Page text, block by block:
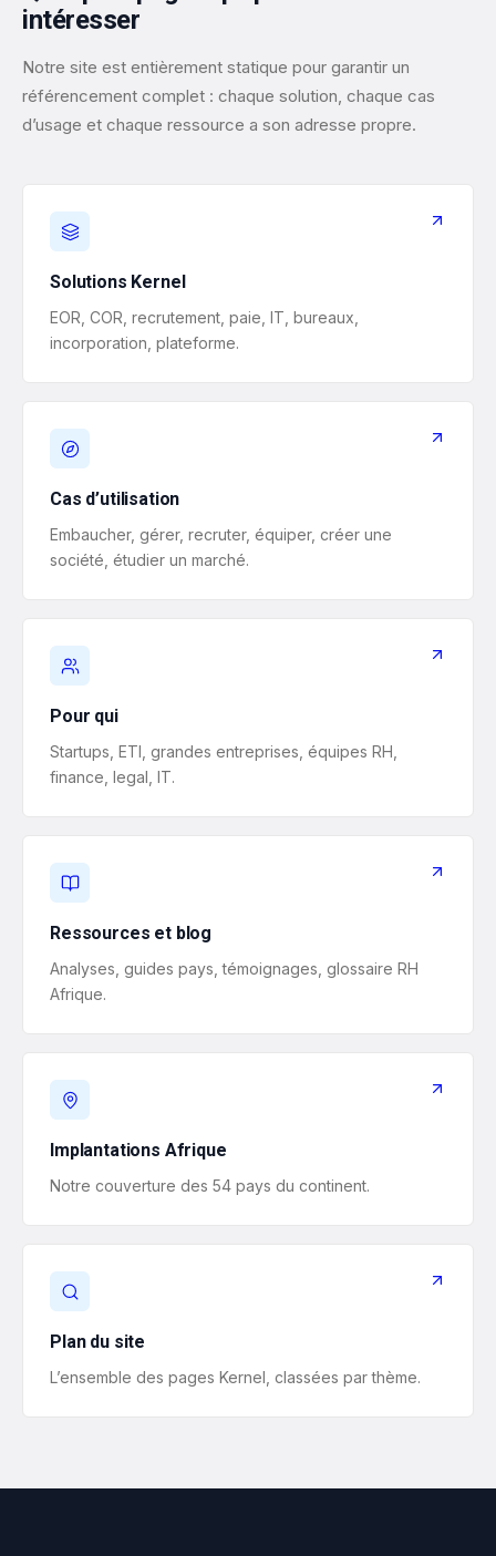
intéresser
Notre site est entièrement statique pour garantir un
référencement complet : chaque solution, chaque cas
d’usage et chaque ressource a son adresse propre.
Solutions Kernel
EOR, COR, recrutement, paie, IT, bureaux,
incorporation, plateforme.
Cas d’utilisation
Embaucher, gérer, recruter, équiper, créer une
société, étudier un marché.
Pour qui
Startups, ETI, grandes entreprises, équipes RH,
finance, legal, IT.
Ressources et blog
Analyses, guides pays, témoignages, glossaire RH
Afrique.
Implantations Afrique
Notre couverture des 54 pays du continent.
Plan du site
L’ensemble des pages Kernel, classées par thème.